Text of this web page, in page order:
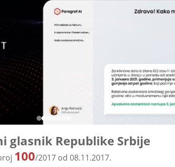
glasnik Republike Srbije
100/2017 od 08.11.2017.